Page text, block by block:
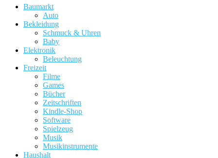
Baumarkt
Auto
Bekleidung
Schmuck & Uhren
Baby
Elektronik
Beleuchtung
Freizeit
Filme
Games
Bücher
Zeitschriften
Kindle-Shop
Software
Spielzeug
Musik
Musikinstrumente
Haushalt